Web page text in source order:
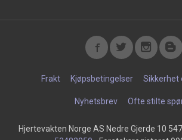
Frakt Kjøpsbetingelser Sikkerhet
Nyhetsbrev Ofte stilte
Hjertevakten Norge AS Nedre Gjerde 10